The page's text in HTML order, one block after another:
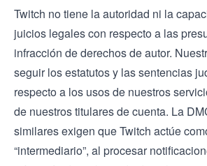
Twitch no tiene la autoridad ni la
juicios legales con respecto a las
infracción de derechos de autor.
seguir los estatutos y las sentencias
respecto a los usos de nuestros
de nuestros titulares de cuenta. La
similares exigen que Twitch actúe
“intermediario”, al procesar